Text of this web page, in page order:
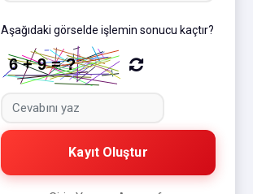
Aşağıdaki görselde işlemin sonucu kaçtır?
Kayıt Oluştur